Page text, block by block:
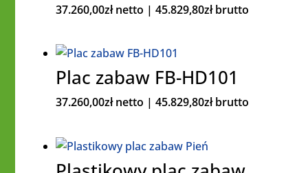
37.260,00zł netto | 45.829,80złbrutto
Plac zabaw FB-HD101
37.260,00zł netto | 45.829,80złbrutto